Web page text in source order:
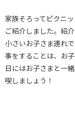
家族そろってピクニ
ご紹介しました。紹
小さいお子さま連れ
事をすることは、お
日にはお子さまと一
喫しましょう！